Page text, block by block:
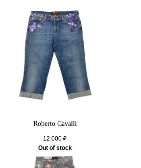
Roberto Cavalli
12 000 ₽
Out of stock